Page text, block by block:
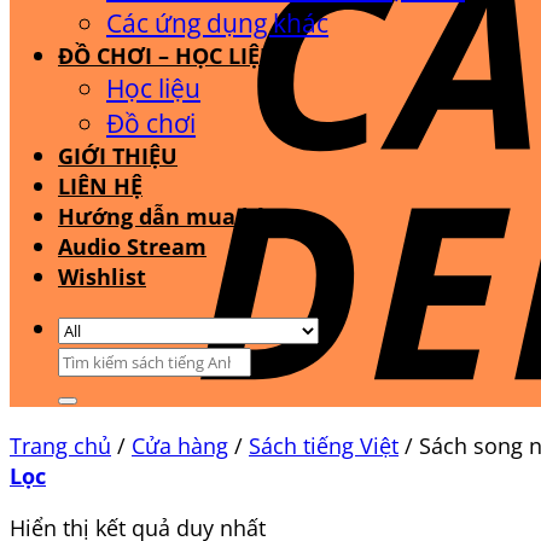
Các ứng dụng khác
ĐỒ CHƠI – HỌC LIỆU
Học liệu
Đồ chơi
GIỚI THIỆU
LIÊN HỆ
Hướng dẫn mua hàng
Audio Stream
Wishlist
Tìm
Trang chủ / Cửa hàng / Sách tiếng Việt / Sách song
Lọc
Hiển thị kết quả duy nhất